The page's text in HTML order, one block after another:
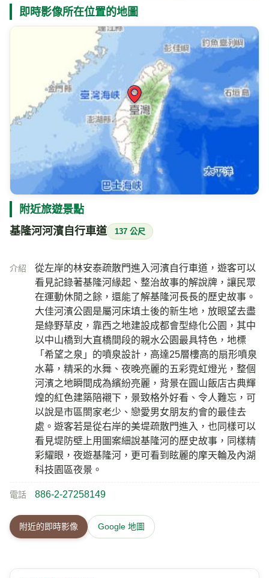
即時影像所在位置的地圖
附近旅遊景點
基隆河河濱自行車道 137 公尺
介紹
從左岸的林安泰疏散門進入河濱自行車道，遊客可以
看見記錄著基隆河緣起、整治故事的解說牌，讓民眾
在運動休閒之餘，還能了解基隆河長長的歷史故事。
大佳河濱公園是屬河床填土後的新生地，放眼望去盡
是綠野草皮，靠西之地建設成都會型綠化公園，其中
以中山橋到大直橋間段的親水公園最具特色，地標
「希望之泉」的噴泉設計，高達25層樓高的扇形噴泉
水幕，精采的水舞、夜晚亮麗的五彩霓虹燈光，整個
河濱之地瞬間成為繽紛亮麗，背景在圓山飯店古典輝
煌的紅色建築陪襯下，景致格外好看、令人難忘，可
以說是市區閤家老少、戀愛男女朋友約會的最佳去
處。遊客若是從右岸的美堤疏散門進入，也同樣可以
看見堤防壁上用圖案細說基隆河的歷史故事，同樣精
彩耀眼，夜遊基隆河，更可看到眩麗的摩天輪及內湖
科技園區夜景。
電話 886-2-27258149
附近的即時影像 Google 地圖